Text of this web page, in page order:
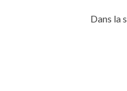
Dans la